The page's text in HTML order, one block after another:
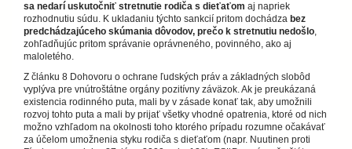
sa nedarí uskutočniť stretnutie rodiča s dieťaťom aj napriek
rozhodnutiu súdu. K ukladaniu týchto sankcií pritom dochádza bez
predchádzajúceho skúmania dôvodov, prečo k stretnutiu nedošlo,
zohľadňujúc pritom správanie oprávneného, povinného, ako aj
maloletého.
Z článku 8 Dohovoru o ochrane ľudských práv a základných slobôd
vyplýva pre vnútroštátne orgány pozitívny záväzok. Ak je preukázaná
existencia rodinného puta, mali by v zásade konať tak, aby umožnili
rozvoj tohto puta a mali by prijať všetky vhodné opatrenia, ktoré od nich
možno vzhľadom na okolnosti toho ktorého prípadu rozumne očakávať
za účelom umožnenia styku rodiča s dieťaťom (napr. Nuutinen proti